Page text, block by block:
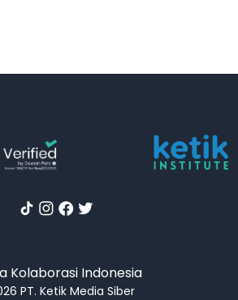
Kolaborasi Indonesia
PT. Ketik Media Siber